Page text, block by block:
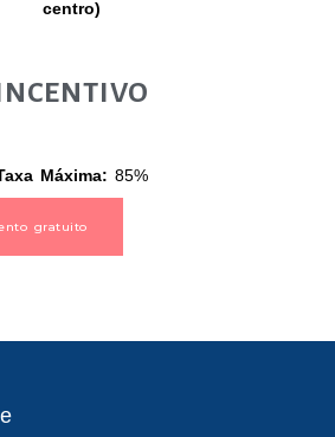
centro)
Máxima: 85%
gratuito